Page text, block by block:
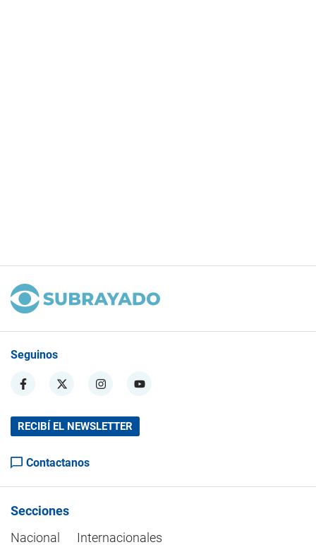
Seguinos
RECIBÍ EL NEWSLETTER
Contactanos
Secciones
Nacional
Internacionales